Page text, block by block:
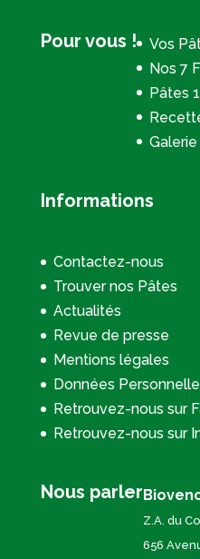
Pour vous !
Vos
Nos 7
Pâtes
Informations
Contactez-nous
Trouver nos Pâtes
Actualités
Revue de presse
Mentions légales
Données
Retrouvez-nous sur
Retrouvez-nous sur
Nous parler
Z.A. du
656